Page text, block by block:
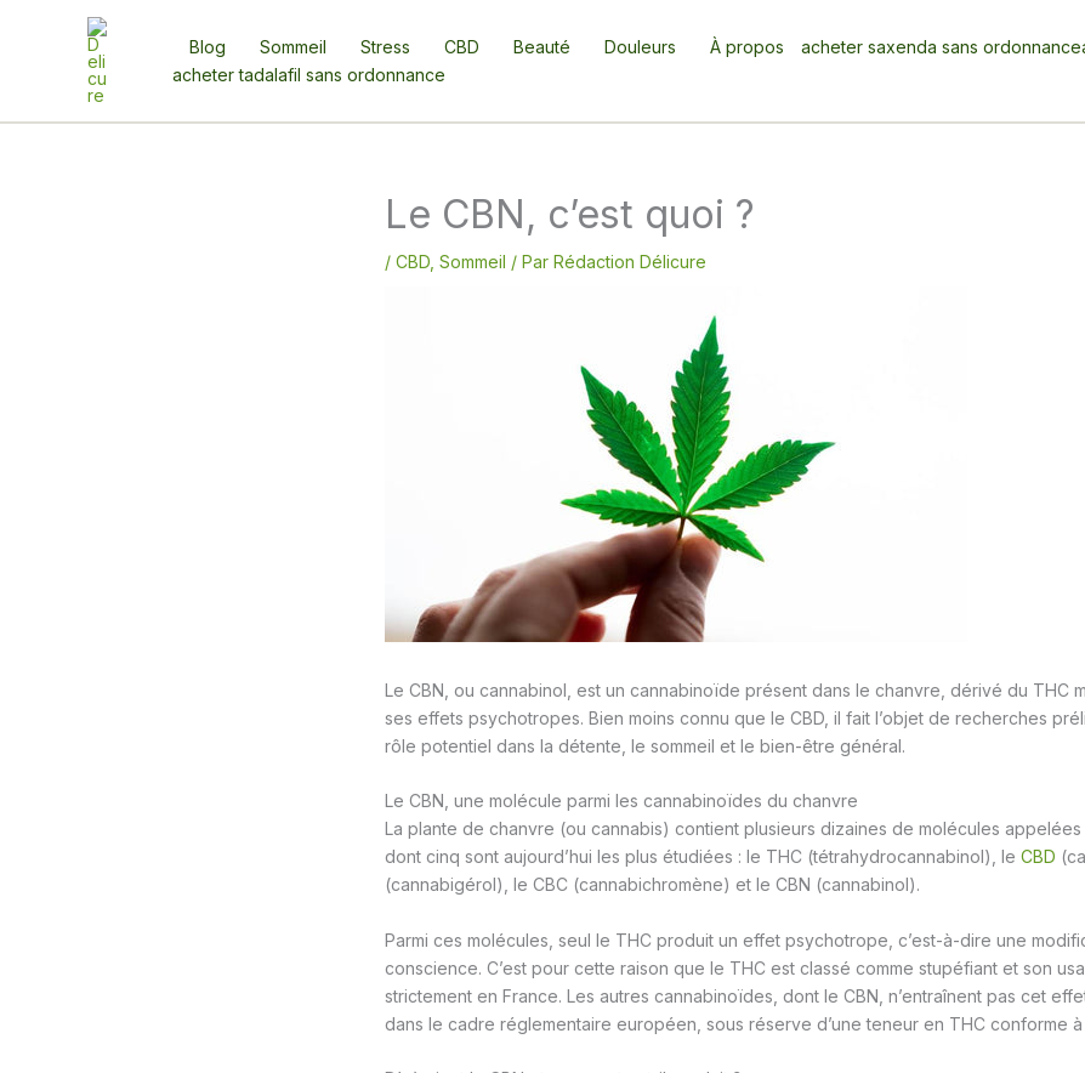
Blog Sommeil Stress CBD Beauté Douleurs À propos acheter saxenda sans ordonnance
acheter tadalafil sans ordonnance
Le CBN, c’est quoi ?
/ CBD Sommeil / Par Rédaction Délicure
Le CBN, ou cannabinol, est un cannabinoïde présent dans le chanvre, dérivé du THC
ses effets psychotropes. Bien moins connu que le CBD, il fait l’objet de recherches
rôle potentiel dans la détente, le sommeil et le bien-être général.
Le CBN, une molécule parmi les cannabinoïdes du chanvre
La plante de chanvre (ou cannabis) contient plusieurs dizaines de molécules appelées
dont cinq sont aujourd’hui les plus étudiées : le THC (tétrahydrocannabinol), le CBD
(cannabigérol), le CBC (cannabichromène) et le CBN (cannabinol).
Parmi ces molécules, seul le THC produit un effet psychotrope, c’est-à-dire une
conscience. C’est pour cette raison que le THC est classé comme stupéfiant et son
strictement en France. Les autres cannabinoïdes, dont le CBN, n’entraînent pas cet
dans le cadre réglementaire européen, sous réserve d’une teneur en THC conforme à